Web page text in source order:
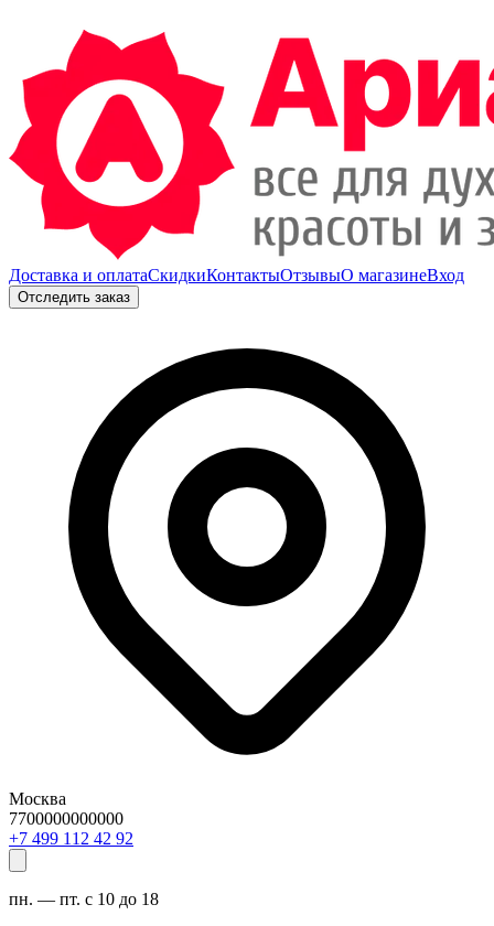
Доставка и оплатаСкидкиКонтактыОтзывыО магазинеВход
Отследить заказ
Москва
7700000000000
29 24 211 994 7+
пн. — пт. с 10 до 18